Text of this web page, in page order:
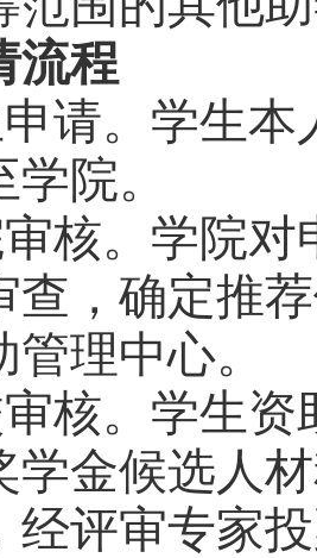
流程
请。 学生本
院。
审核。学院对
查，确定推
理中心。
核。 学生资
学金候选人
经评审专家